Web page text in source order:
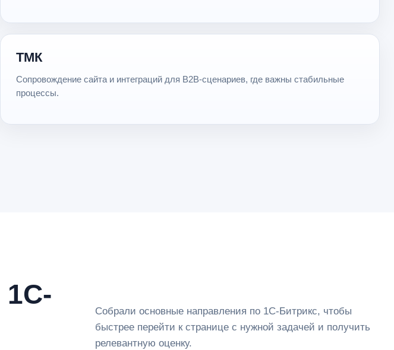
ТМК
Сопровождение сайта и интеграций для B2B-сценариев, где важны стабильные
процессы.
1С-
Собрали основные направления по 1С-Битрикс, чтобы
быстрее перейти к странице с нужной задачей и получить
релевантную оценку.